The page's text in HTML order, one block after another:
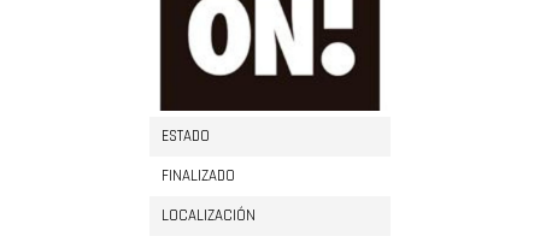
ESTADO
FINALIZADO
LOCALIZACIÓN